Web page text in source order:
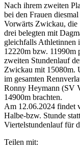
Nach ihrem zweiten
bei den Frauen
Vorwärts Zwickau, die
drei belegten mit
gleichfalls Athletinnen
12220m bzw.
zweiten Stundenlauf
Zwickau mit 15080m.
im gesamten
Ronny Heymann (SV
14900m brachten.
Am 12.06.2024 findet
Halbe-bzw. Stunde
Viertelstundenlauf für
Teilen mit: